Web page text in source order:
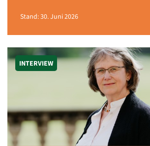
Stand: 30. Juni 2026
INTERVIEW